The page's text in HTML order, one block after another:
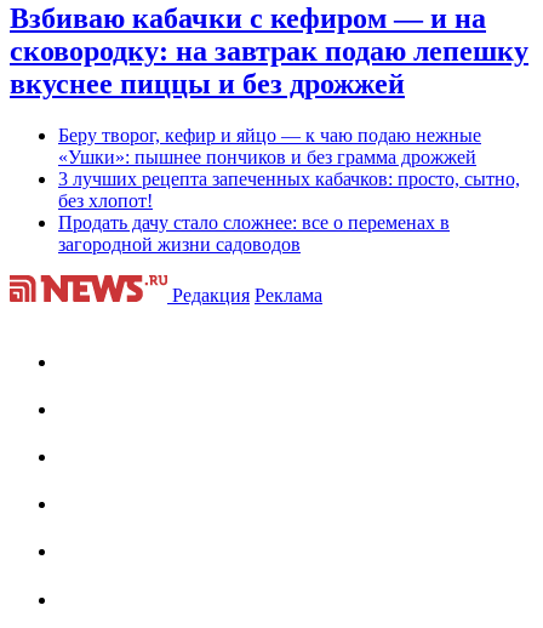
Взбиваю кабачки с кефиром — и на
сковородку: на завтрак подаю лепешку
вкуснее пиццы и без дрожжей
Беру творог, кефир и яйцо — к чаю подаю нежные
«Ушки»: пышнее пончиков и без грамма дрожжей
3 лучших рецепта запеченных кабачков: просто, сытно,
без хлопот!
Продать дачу стало сложнее: все о переменах в
загородной жизни садоводов
Редакция Реклама